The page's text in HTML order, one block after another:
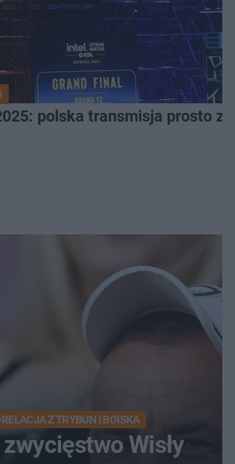
polska transmisja prosto
Z TRYBUN I BOISKA
Wisły